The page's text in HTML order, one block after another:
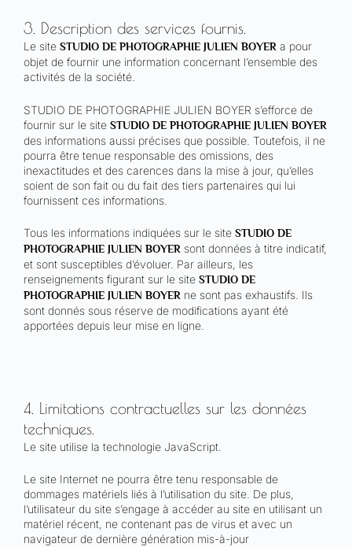
3. Description des services fournis.
Le site STUDIO DE PHOTOGRAPHIE JULIEN BOYER a pour
objet de fournir une information concernant l’ensemble des
activités de la société.
STUDIO DE PHOTOGRAPHIE JULIEN BOYER s’efforce de
fournir sur le site STUDIO DE PHOTOGRAPHIE JULIEN BOYER
des informations aussi précises que possible. Toutefois, il ne
pourra être tenue responsable des omissions, des
inexactitudes et des carences dans la mise à jour, qu’elles
soient de son fait ou du fait des tiers partenaires qui lui
fournissent ces informations.
Tous les informations indiquées sur le site STUDIO DE
PHOTOGRAPHIE JULIEN BOYER sont données à titre indicatif,
et sont susceptibles d’évoluer. Par ailleurs, les
renseignements figurant sur le site STUDIO DE
PHOTOGRAPHIE JULIEN BOYER ne sont pas exhaustifs. Ils
sont donnés sous réserve de modifications ayant été
apportées depuis leur mise en ligne.
4. Limitations contractuelles sur les données
techniques.
Le site utilise la technologie JavaScript.
Le site Internet ne pourra être tenu responsable de
dommages matériels liés à l’utilisation du site. De plus,
l’utilisateur du site s’engage à accéder au site en utilisant un
matériel récent, ne contenant pas de virus et avec un
navigateur de dernière génération mis-à-jour